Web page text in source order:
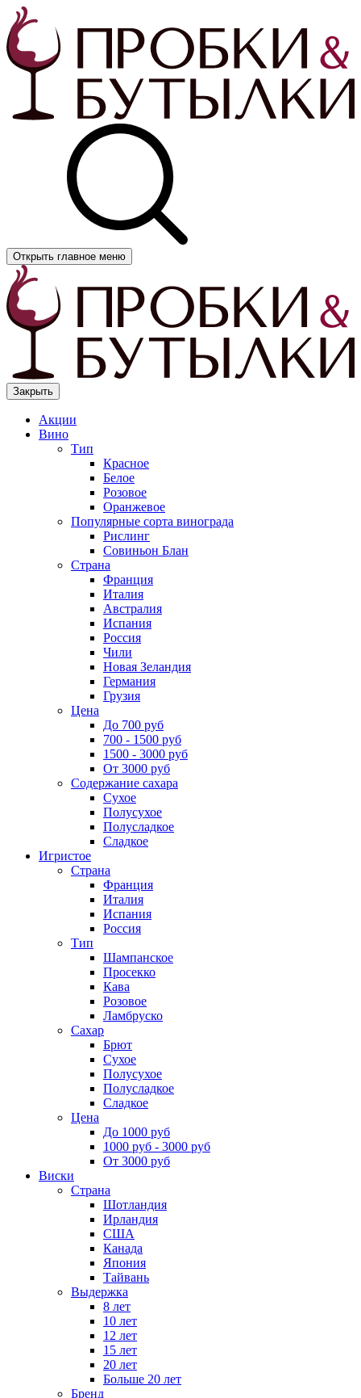
Открыть главное меню
Закрыть
Акции
Вино
Тип
Красное
Белое
Розовое
Оранжевое
Популярные сорта винограда
Рислинг
Совиньон Блан
Страна
Франция
Италия
Австралия
Испания
Россия
Чили
Новая Зеландия
Германия
Грузия
Цена
До 700 руб
700 - 1500 руб
1500 - 3000 руб
От 3000 руб
Содержание сахара
Сухое
Полусухое
Полусладкое
Сладкое
Игристое
Страна
Франция
Италия
Испания
Россия
Тип
Шампанское
Просекко
Кава
Розовое
Ламбруско
Сахар
Брют
Сухое
Полусухое
Полусладкое
Сладкое
Цена
До 1000 руб
1000 руб - 3000 руб
От 3000 руб
Виски
Страна
Шотландия
Ирландия
США
Канада
Япония
Тайвань
Выдержка
8 лет
10 лет
12 лет
15 лет
20 лет
Больше 20 лет
Бренд